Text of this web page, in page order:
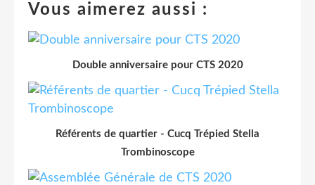
Vous aimerez aussi :
Double anniversaire pour CTS 2020
Référents de quartier - Cucq Trépied Stella
Trombinoscope